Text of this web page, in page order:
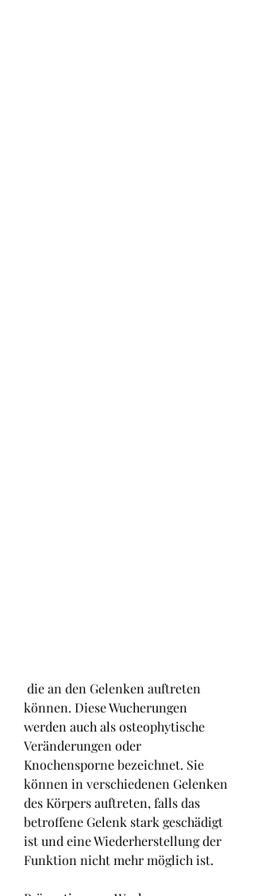
können. Diese Wucherungen
werden auch als osteophytische
Veränderungen oder
Knochensporne bezeichnet. Sie
können in verschiedenen Gelenken
des Körpers auftreten, falls das
betroffene Gelenk stark geschädigt
ist und eine Wiederherstellung der
Funktion nicht mehr möglich ist.